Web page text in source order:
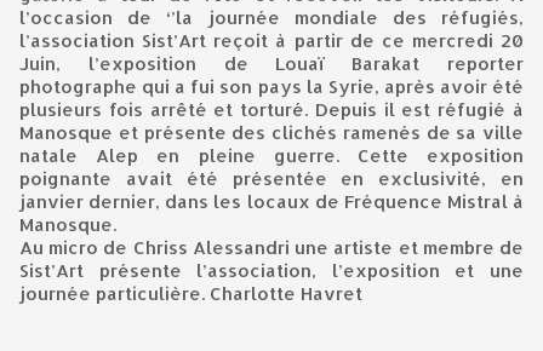
l’occasion de ‘’la journée mondiale des réfugiés,
l’association Sist’Art reçoit à partir de ce mercredi 20
Juin, l’exposition de Louaï Barakat reporter
photographe qui a fui son pays la Syrie, après avoir été
plusieurs fois arrêté et torturé. Depuis il est réfugié à
Manosque et présente des clichés ramenés de sa ville
natale Alep en pleine guerre. Cette exposition
poignante avait été présentée en exclusivité, en
janvier dernier, dans les locaux de Fréquence Mistral à
Manosque.
Au micro de Chriss Alessandri une artiste et membre de
Sist’Art présente l’association, l’exposition et une
journée particulière. Charlotte Havret